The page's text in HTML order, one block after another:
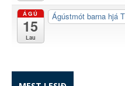
ÁGÚ
15
Lau
Ágústmót barna hjá